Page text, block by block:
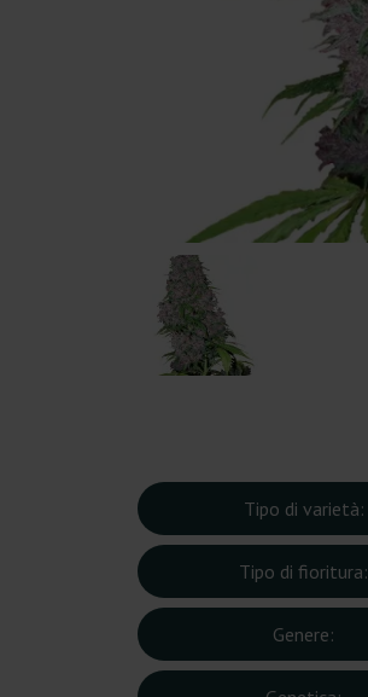
Tipo di varietà:
Tipo di fioritura:
Genere: